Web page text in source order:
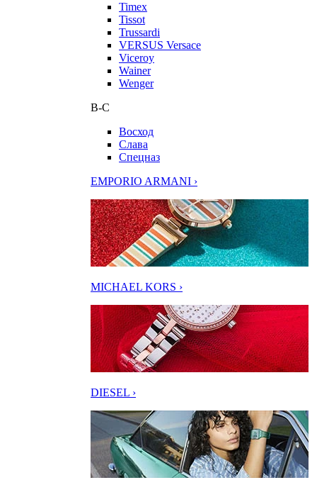
Timex
Tissot
Trussardi
VERSUS Versace
Viceroy
Wainer
Wenger
В-С
Восход
Слава
Спецназ
EMPORIO ARMANI ›
MICHAEL KORS ›
DIESEL ›